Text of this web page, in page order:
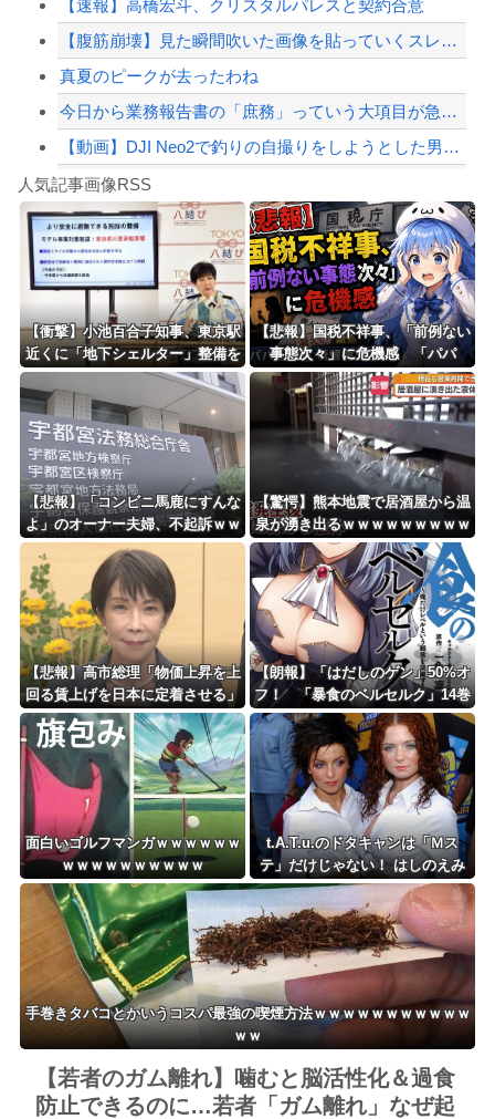
【緊急速報】NYで警官が黒人男性の首を絞め、暴動第二波不可避へ
Powered by livedoor 相互RSS
【速報】高橋宏斗、クリスタルパレスと契約合意
【腹筋崩壊】見た瞬間吹いた画像を貼っていくスレｗｗｗｗ
真夏のピークが去ったわね
今日から業務報告書の「庶務」っていう大項目が急に廃止されたんだけど意味不明すぎる
【動画】DJI Neo2で釣りの自撮りをしようとした男の悲劇（ノ∇`）
しんのすけ「ギアスを手に入れたゾ」
8/4のニュース
日本旅行キャンセルすべきか…1万年ぶり史上最大級の火山の兆し＝韓国の反応
更新中止のお知らせ
海外「おめでとうタキ！」リヴァプール南野がバースデーゴール！！
Powered by livedoor 相互RSS
人気記事画像RSS
【衝撃】小池百合子知事、東京駅
近くに「地下シェルター」整備を
正式表明ｗｗｗｗｗｗｗｗｗ
【悲報】国税不祥事、「前例ない
事態次々」に危機感 「パパ
活」、情報漏えいも
【悲報】「コンビニ馬鹿にすんな
よ」のオーナー夫婦、不起訴ｗｗ
ｗｗｗｗｗｗ
【驚愕】熊本地震で居酒屋から温
泉が湧き出るｗｗｗｗｗｗｗｗｗ
ｗｗｗ
【悲報】高市総理「物価上昇を上
回る賃上げを日本に定着させる」
→国家公務員月給3.51％増へ 地
方公務員も追随する見通し
【朗報】「はだしのゲン」50%オ
フ！ 「暴食のベルセルク」14巻
無料ｗｗｗｗｗｗ
面白いゴルフマンガｗｗｗｗｗｗ
ｗｗｗｗｗｗｗｗｗｗ
t.A.T.u.のドタキャンは「Ｍス
テ」だけじゃない！ はしのえみ
「来なかったんですよ…」
手巻きタバコとかいうコスパ最強の喫煙方法ｗｗｗｗｗｗｗｗｗｗｗ
ｗｗ
【若者のガム離れ】噛むと脳活性化＆過食
防止できるのに…若者「ガム離れ」なぜ起